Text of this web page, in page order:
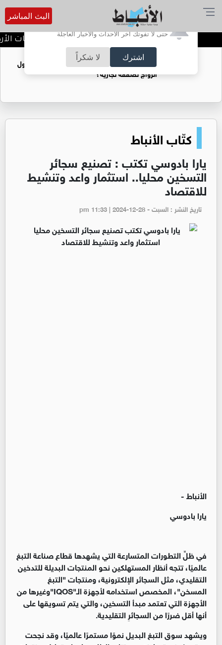
أترغب في تفعيل الإشعارات؟
حتى لا تفوتك آخر الأحداث والأخبار العاجلة
اشترك لا شكراً
البث المباشر
عمان الاهلية بطلة الجامعات
فتيات يستغللنه لتحقيق مكاسب مادية.. هل تحول
الزواج لصفقة تجارية؟
كتّاب الأنباط
يارا بادوسي تكتب : تصنيع سجائر
التسخين محليا.. استثمار واعد وتنشيط
للاقتصاد
تاريخ النشر : السبت - pm 11:33 | 2024-12-28
الأنباط -
يارا بادوسي
في ظلِّ التطورات المتسارعة التي يشهدها قطاع صناعة التبغ
عالميًا، تتجه أنظار المستهلكين نحو المنتجات البديلة للتدخين
التقليدي، مثل السجائر الإلكترونية، ومنتجات "التبغ
المسخن"، المخصص استخدامه لأجهزة الـ"IQOS"
وغيرها من
الأجهزة التي تعتمد مبدأ التسخين، والتي يتم تسويقها على
أنها أقل ضررًا من السجائرِ التقليدية.
ويشهد سوق التبغ البديل نموًا مستمرًا عالميًا، وقد نجحت